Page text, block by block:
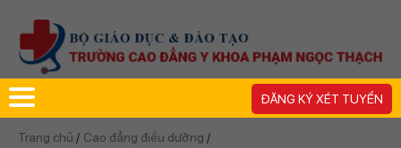
ĐĂNG KÝ XÉT TUYỂN
Trang chủ / Cao đẳng điều dưỡng /